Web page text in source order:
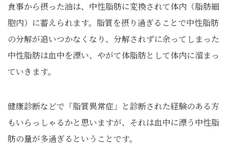
食事から摂った油は、中性脂肪に変換されて体内（脂肪細
胞内）に蓄えられます。脂質を摂り過ぎることで中性脂肪
の分解が追いつかなくなり、分解されずに余ってしまった
中性脂肪は血中を漂い、やがて体脂肪として体内に溜まっ
ていきます。
健康診断などで「脂質異常症」と診断された経験のある方
もいらっしゃるかと思いますが、それは血中に漂う中性脂
肪の量が多過ぎるということです。